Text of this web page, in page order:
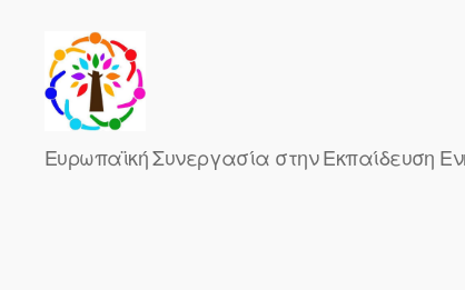
the
Ευρωπαϊκή Συνεργασία στην Εκπαίδευση